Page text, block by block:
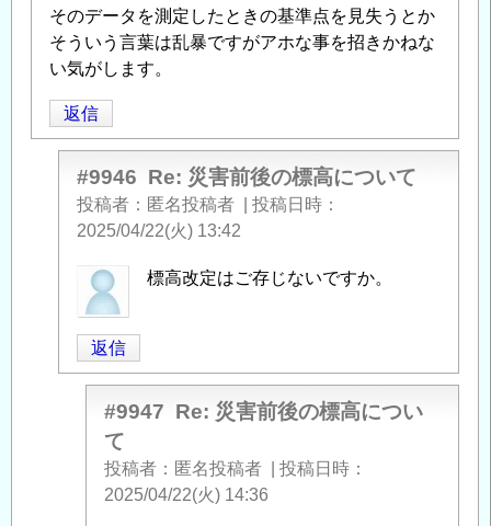
そのデータを測定したときの基準点を見失うとか
そういう言葉は乱暴ですがアホな事を招きかねな
い気がします。
返信
#9946 Re: 災害前後の標高について
投稿者 匿名投稿者
投稿日時
2025/04/22(火) 13:42
匿
名
投
稿
者
Re:
標高改定はご存じないですか。
返信
#9947 Re: 災害前後の標高につい
て
投稿者 匿名投稿者
投稿日時
2025/04/22(火) 14:36